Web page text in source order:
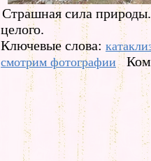
Страшная сила
целого.
Ключевые слова:
смотрим фотографии